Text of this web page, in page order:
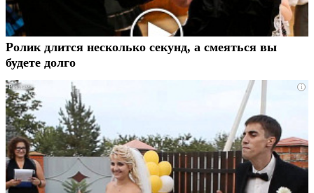
Ролик длится несколько секунд, а смеяться вы
будете долго
i